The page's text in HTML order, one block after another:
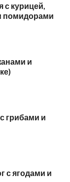
с курицей,
помидорами
и
грибами и
с ягодами и